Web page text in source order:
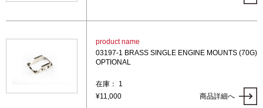
product name
03197-1 BRASS SINGLE ENGINE MOUNTS (70G)
OPTIONAL
在庫： 1
¥11,000 商品詳細へ